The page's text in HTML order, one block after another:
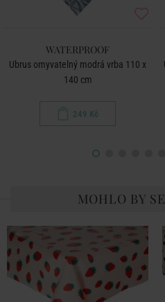
WATERPROOF
Ubrus omyvatelný modrá vrba 110 x
140 cm
249 Kč
MOHLO BY